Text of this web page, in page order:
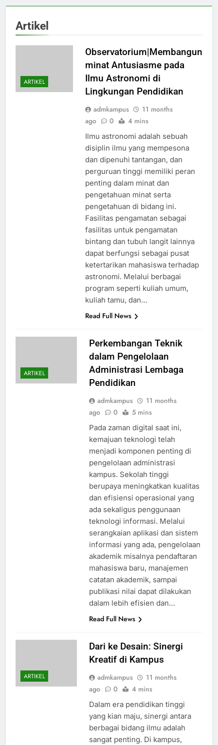
Artikel
ARTIKEL
Observatorium|Membangun
minat Antusiasme pada
Ilmu Astronomi di
Lingkungan Pendidikan
admkampus
11 months
ago
0 4 mins
Ilmu astronomi adalah sebuah
disiplin ilmu yang mempesona
dan dipenuhi tantangan, dan
perguruan tinggi memiliki peran
penting dalam minat dan
pengetahuan minat serta
pengetahuan di bidang ini.
Fasilitas pengamatan sebagai
fasilitas untuk pengamatan
bintang dan tubuh langit lainnya
dapat berfungsi sebagai pusat
ketertarikan mahasiswa terhadap
astronomi. Melalui berbagai
program seperti kuliah umum,
kuliah tamu, dan…
Read Full News
ARTIKEL
Perkembangan Teknik
dalam Pengelolaan
Administrasi Lembaga
Pendidikan
admkampus
11 months
ago
0 5 mins
Pada zaman digital saat ini,
kemajuan teknologi telah
menjadi komponen penting di
pengelolaan administrasi
kampus. Sekolah tinggi
berupaya meningkatkan kualitas
dan efisiensi operasional yang
ada sekaligus penggunaan
teknologi informasi. Melalui
serangkaian aplikasi dan sistem
informasi yang ada, pengelolaan
akademik misalnya pendaftaran
mahasiswa baru, manajemen
catatan akademik, sampai
publikasi nilai dapat dilakukan
dalam lebih efisien dan…
Read Full News
ARTIKEL
Dari ke Desain: Sinergi
Kreatif di Kampus
admkampus
11 months
ago
0 4 mins
Dalam era pendidikan tinggi
yang kian maju, sinergi antara
berbagai bidang ilmu adalah
sangat penting. Di kampus,